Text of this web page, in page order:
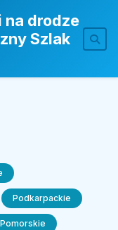
na drodze
Szlak
Podkarpackie
Pomorskie